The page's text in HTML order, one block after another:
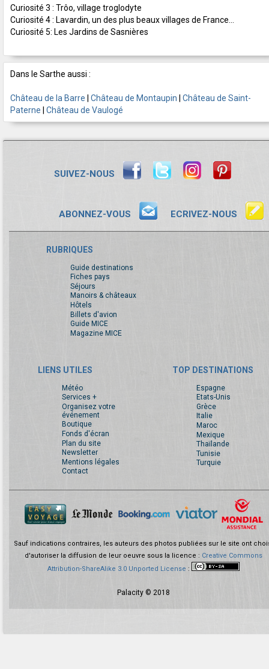
Curiosité 3 : Trôo, village troglodyte
Curiosité 4 : Lavardin, un des plus beaux villages de France...
Curiosité 5: Les Jardins de Sasnières
Dans le Sarthe aussi :
Château de la Barre Château de Montaupin
Château de Saint-
Paterne
Château de Vaulogé
SUIVEZ-NOUS
ABONNEZ-VOUS ECRIVEZ-NOUS
RUBRIQUES
Guide destinations
Fiches pays
Séjours
Manoirs & châteaux
Hôtels
Billets d'avion
Guide MICE
Magazine MICE
LIENS UTILES
Météo
Services +
Organisez votre
événement
Boutique
Fonds d'écran
Plan du site
Newsletter
Mentions légales
Contact
TOP DESTINATIONS
Espagne
Etats-Unis
Grèce
Italie
Maroc
Mexique
Thaïlande
Tunisie
Turquie
Sauf indications contraires, les auteurs des photos publiées sur le site ont
d'autoriser la diffusion de leur oeuvre sous la licence : Creative Commons
Attribution-ShareAlike 3.0 Unported License :
Palacity © 2018